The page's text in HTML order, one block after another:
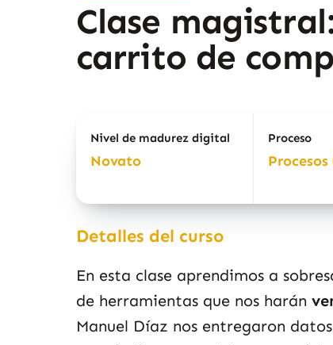
Clase
carrito de
Nivel de madurez digital
Novato
Proceso
Detalles del curso
En esta clase aprendimos a
de herramientas que nos harán
Manuel Díaz nos entregaron